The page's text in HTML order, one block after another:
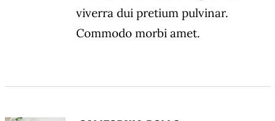
viverra dui pretium pulvinar.
Commodo morbi amet.